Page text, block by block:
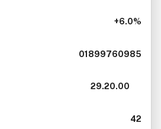
+6.0%
01899760985
29.20.00
42